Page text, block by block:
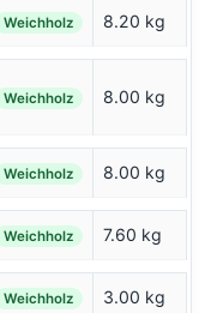
Weichholz 8.20 kg
Weichholz 8.00 kg
Weichholz 8.00 kg
Weichholz 7.60 kg
Weichholz 3.00 kg